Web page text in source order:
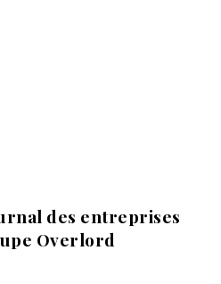
des entreprises
Overlord